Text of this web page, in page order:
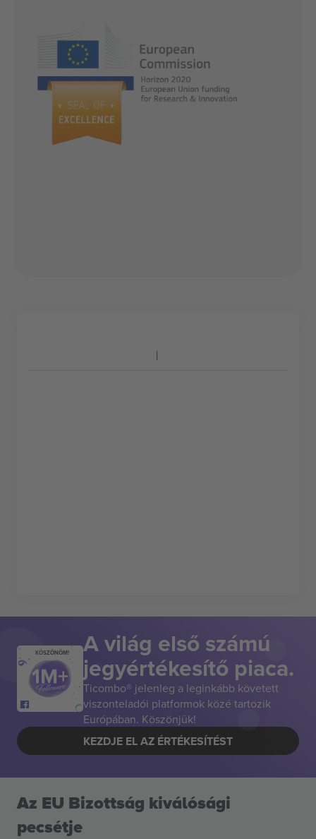
KÖSZÖNÖM! A világ első számú
jegyértékesítő piaca.
Ticombo® jelenleg a leginkább követett
viszonteladói platformok közé tartozik
Európában. Köszönjük!
KEZDJE EL AZ ÉRTÉKESÍTÉST
Az EU Bizottság kiválósági
pecsétje